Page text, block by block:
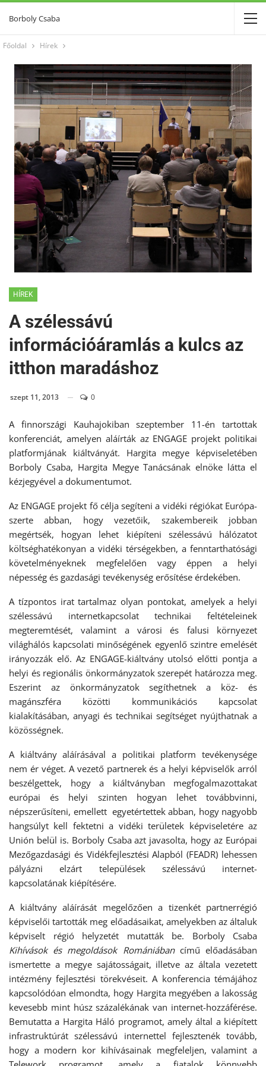
Borboly Csaba
Főoldal Hírek
HÍREK
A szélessávú
információáramlás a kulcs az
itthon maradáshoz
szept 11, 2013 0
A finnországi Kauhajokiban szeptember 11-én tartottak
konferenciát, amelyen aláírták az ENGAGE projekt politikai
platformjának kiáltványát. Hargita megye képviseletében
Borboly Csaba, Hargita Megye Tanácsának elnöke látta el
kézjegyével a dokumentumot.
Az ENGAGE projekt fő célja segíteni a vidéki régiókat Európa-
szerte abban, hogy vezetőik, szakembereik jobban
megértsék, hogyan lehet kiépíteni szélessávú hálózatot
költséghatékonyan a vidéki térségekben, a fenntarthatósági
követelményeknek megfelelően vagy éppen a helyi
népesség és gazdasági tevékenység erősítése érdekében.
A tízpontos irat tartalmaz olyan pontokat, amelyek a helyi
szélessávú internetkapcsolat technikai feltételeinek
megteremtését, valamint a városi és falusi környezet
világhálós kapcsolati minőségének egyenlő szintre emelését
irányozzák elő. Az ENGAGE-kiáltvány utolsó előtti pontja a
helyi és regionális önkormányzatok szerepét határozza meg.
Eszerint az önkormányzatok segíthetnek a köz- és
magánszféra közötti kommunikációs kapcsolat
kialakításában, anyagi és technikai segítséget nyújthatnak a
közösségnek.
A kiáltvány aláírásával a politikai platform tevékenysége
nem ér véget. A vezető partnerek és a helyi képviselők arról
beszélgettek, hogy a kiáltványban megfogalmazottakat
európai és helyi szinten hogyan lehet továbbvinni,
népszerűsíteni, emellett egyetértettek abban, hogy nagyobb
hangsúlyt kell fektetni a vidéki területek képviseletére az
Unión belül is. Borboly Csaba azt javasolta, hogy az Európai
Mezőgazdasági és Vidékfejlesztési Alapból (FEADR) lehessen
pályázni elzárt települések szélessávú internet-
kapcsolatának kiépítésére.
A kiáltvány aláírását megelőzően a tizenkét partnerrégió
képviselői tartották meg előadásaikat, amelyekben az általuk
képviselt régió helyzetét mutatták be. Borboly Csaba
Kihívások és megoldások Romániában című előadásában
ismertette a megye sajátosságait, illetve az általa vezetett
intézmény fejlesztési törekvéseit. A konferencia témájához
kapcsolódóan elmondta, hogy Hargita megyében a lakosság
kevesebb mint húsz százalékának van internet-hozzáférése.
Bemutatta a Hargita Háló programot, amely által a kiépített
infrastruktúrát szélessávú internettel fejlesztenék tovább,
hogy a modern kor kihívásainak megfeleljen, valamint a